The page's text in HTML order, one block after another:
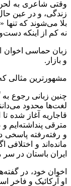
وقتی شاعری به
زندگی، و در عین
بلا می‌شوند که
نه کم از اینکه
زبان حماسی اخوان
و بازار.
مشهورترین مثالی
چنین زبانی رجوع
لغت‌ها محدود
قاجاریه آغاز شده
مترقی پنداشته‌ایم
و رفته‌رفته پاسخی
مانده‌اند و
ایران باستان در سر
اخوان خود، در
او آرکائیک و